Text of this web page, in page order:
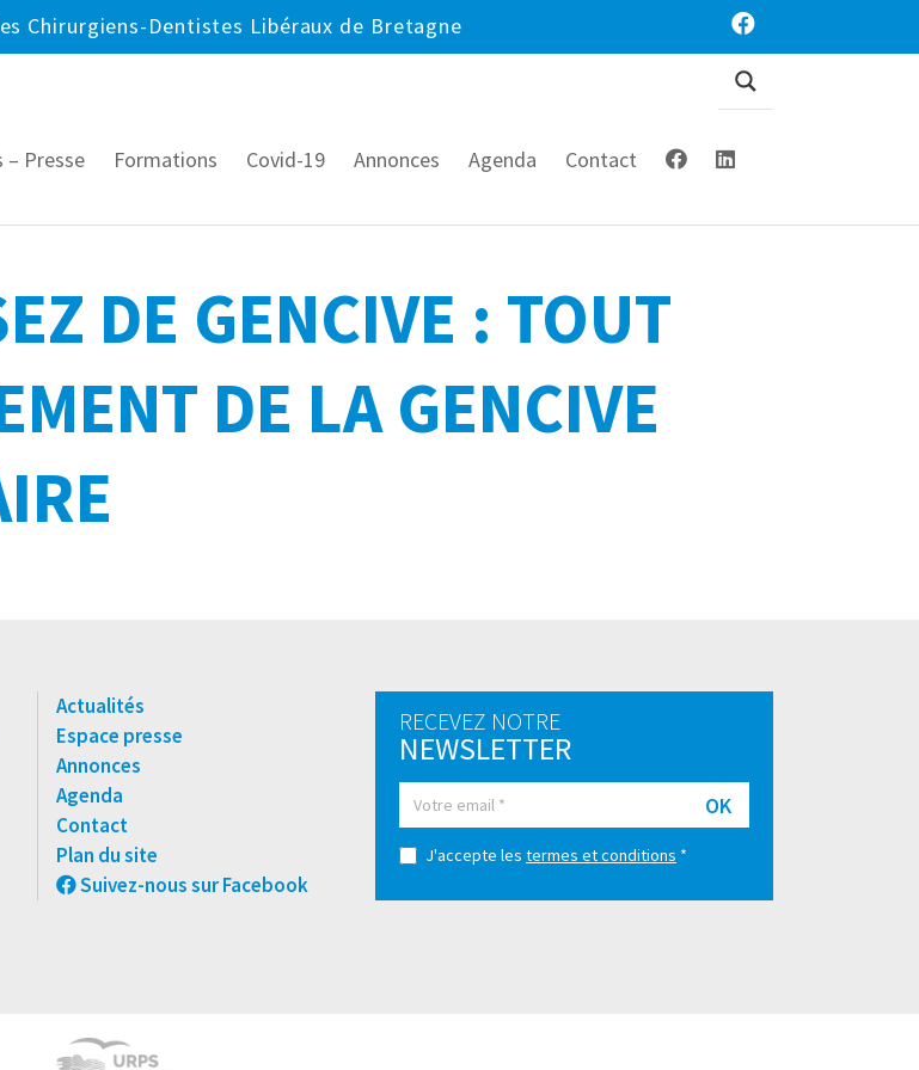
Chirurgiens-Dentistes Libéraux de Bretagne
Presse Formations Covid-19 Annonces Agenda Contact
DE GENCIVE : TOUT
DE LA GENCIVE
Actualités
Espace presse
Annonces
Agenda
Contact
Plan du site
Suivez-nous sur Facebook
RECEVEZ NOTRE
NEWSLETTER
OK
J'accepte les termes et conditions *